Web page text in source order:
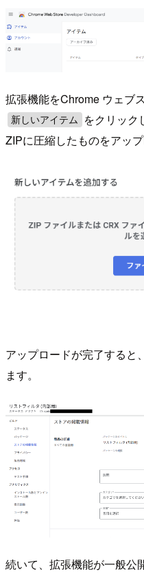
拡張機能をChrome ウェブ
新しいアイテム
をクリック
ZIPに圧縮したものをアップ
アップロードが完了すると
ます。
続いて、拡張機能が一般公